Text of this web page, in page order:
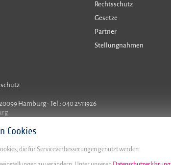
Rechtsschutz
Gesetze
Partner
Stellungnahmen
Hamburg • Tel.: 040 2513926
Cookies
die für Serviceverbesserungen genutzt werden.